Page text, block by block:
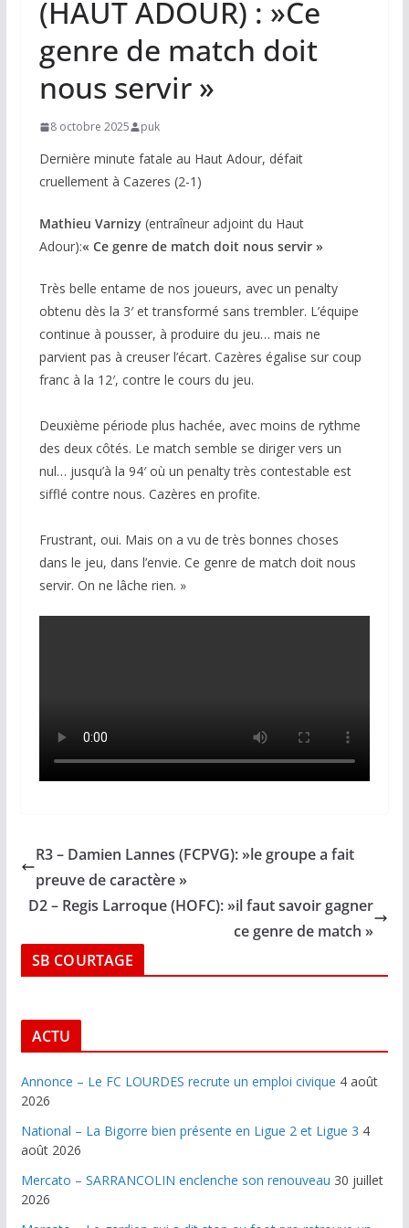
(HAUT ADOUR) : »Ce
genre de match doit
nous servir »
8 octobre 2025 puk
Dernière minute fatale au Haut Adour, défait
cruellement à Cazeres (2-1)
Mathieu Varnizy(entraîneur adjoint du Haut
Adour):« Ce genre de match doit nous servir »
Très belle entame de nos joueurs, avec un penalty
obtenu dès la 3′ et transformé sans trembler. L’équipe
continue à pousser, à produire du jeu… mais ne
parvient pas à creuser l’écart. Cazères égalise sur coup
franc à la 12′, contre le cours du jeu.
Deuxième période plus hachée, avec moins de rythme
des deux côtés. Le match semble se diriger vers un
nul… jusqu’à la 94′ où un penalty très contestable est
sifflé contre nous. Cazères en profite.
Frustrant, oui. Mais on a vu de très bonnes choses
dans le jeu, dans l’envie. Ce genre de match doit nous
servir. On ne lâche rien. »
R3 – Damien Lannes (FCPVG): »le groupe a fait
preuve de caractère »
D2 – Regis Larroque (HOFC): »il faut savoir gagner
ce genre de match »
SB COURTAGE
ACTU
Annonce – Le FC LOURDES recrute un emploi civique 4 août
2026
National – La Bigorre bien présente en Ligue 2 et Ligue 3 4
août 2026
Mercato – SARRANCOLIN enclenche son renouveau 30 juillet
2026